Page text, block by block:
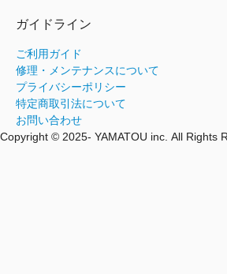
ガイドライン
ご利用ガイド
修理・メンテナンスについて
プライバシーポリシー
特定商取引法について
お問い合わせ
Copyright © 2025- YAMATOU inc. All Rights